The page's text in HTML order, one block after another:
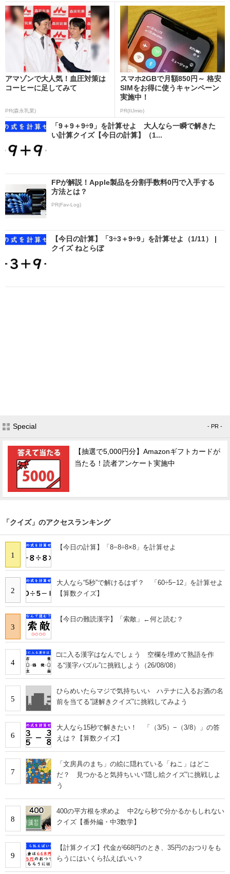
アマゾンで大人気！血圧対策は
コーヒーに足してみて
PR(森永乳業)
スマホ2GBで月額850円～ 格安
SIMをお得に使うキャンペーン
実施中！
PR(IIJmio)
「9＋9＋9÷9」を計算せよ 大人なら一瞬で解きた
い計算クイズ【今日の計算】（1...
FPが解説！Apple製品を分割手数料0円で入手する
方法とは？
PR(Fav-Log)
【今日の計算】「3÷3＋9÷9」を計算せよ（1/11） |
クイズ ねとらぼ
Special - PR -
【抽選で5,000円分】Amazonギフトカードが
当たる！読者アンケート実施中
「クイズ」のアクセスランキング
1
【今日の計算】「8−8÷8×8」を計算せよ
2
大人なら“5秒”で解けるはず？ 「60÷5−12」を計算せよ
【算数クイズ】
3
【今日の難読漢字】「索敵」←何と読む？
4
□に入る漢字はなんでしょう 空欄を埋めて熟語を作
る“漢字パズル”に挑戦しよう（26/08/08）
5
ひらめいたらマジで気持ちいい ハテナに入るお酒の名
前を当てる”謎解きクイズ”に挑戦してみよう
6
大人なら15秒で解きたい！ 「（3/5）−（3/8）」の答
えは？【算数クイズ】
7
「文房具のまち」の絵に隠れている「ねこ」はどこ
だ？ 見つかると気持ちいい“隠し絵クイズ”に挑戦しよ
う
8
400の平方根を求めよ 中2なら秒で分かるかもしれない
クイズ【番外編・中3数学】
9
【計算クイズ】代金が668円のとき、35円のおつりをも
らうにはいくら払えばいい？